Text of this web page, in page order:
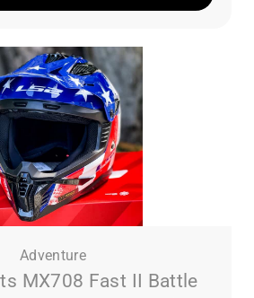
Adventure
MX708 Fast II Battle